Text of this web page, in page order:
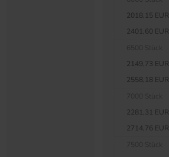
2018,15 EUR
2401,60 EUR
2149,73 EUR
2558,18 EUR
2281,31 EUR
2714,76 EUR